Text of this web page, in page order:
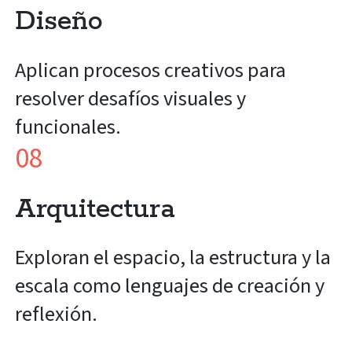
Diseño
Aplican procesos creativos para
resolver desafíos visuales y
funcionales.
08
Arquitectura
Exploran el espacio, la estructura y la
escala como lenguajes de creación y
reflexión.